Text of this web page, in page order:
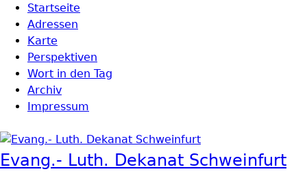
Direkt zum Inhalt
Hauptmenü
Startseite
Adressen
Karte
Perspektiven
Wort in den Tag
Archiv
Impressum
Evang.- Luth. Dekanat Schweinfurt